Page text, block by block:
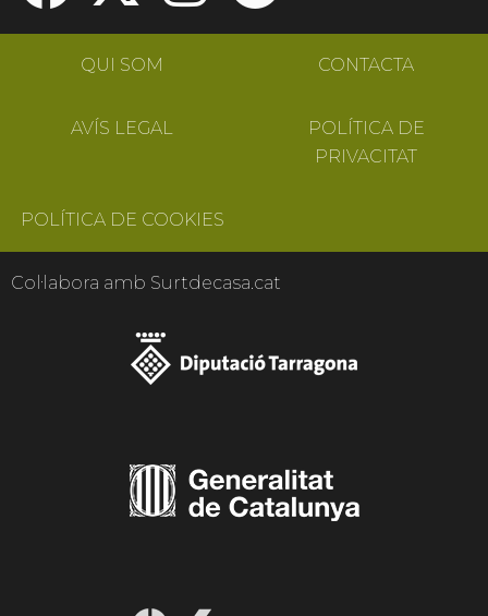
QUI SOM CONTACTA
AVÍS LEGAL
POLÍTICA DE
PRIVACITAT
POLÍTICA DE COOKIES
Col·labora amb Surtdecasa.cat